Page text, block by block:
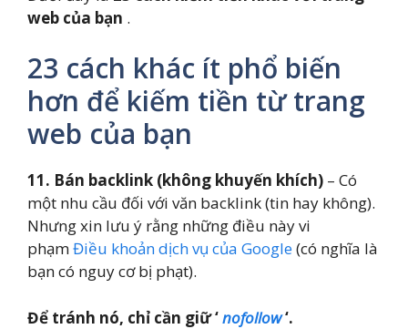
web của bạn .
23 cách khác ít phổ biến
hơn để kiếm tiền từ trang
web của bạn
11. Bán backlink (không khuyến khích) – Có
một nhu cầu đối với văn backlink (tin hay không).
Nhưng xin lưu ý rằng những điều này vi
phạmĐiều khoản dịch vụ của Google(có nghĩa là
bạn có nguy cơ bị phạt).
Để tránh nó, chỉ cần giữ ‘nofollow‘.